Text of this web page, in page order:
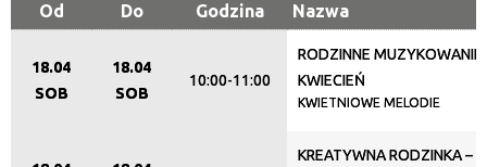
Trwające w zakresie
Od Do Godzina Nazwa
18.04
SOB
18.04
SOB
10:00-11:00
RODZINNE MUZYKOWANIE
KWIECIEŃ
KWIETNIOWE MELODIE
KREATYWNA RODZINKA –